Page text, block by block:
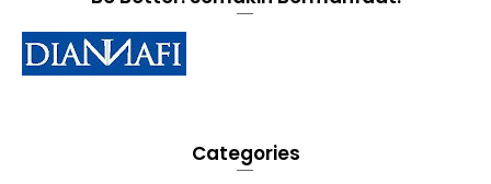
Categories